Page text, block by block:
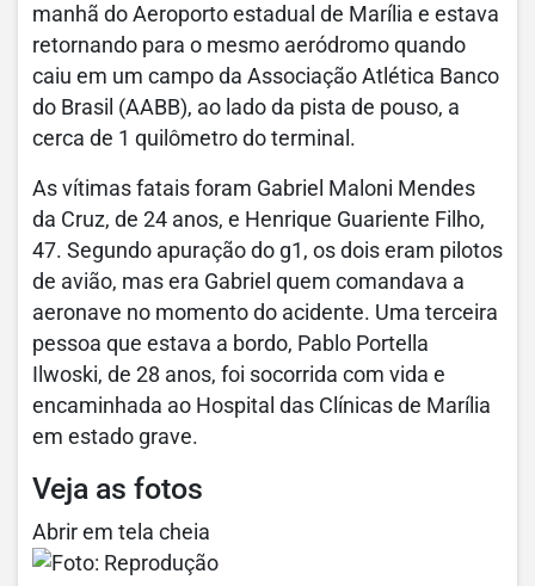
manhã do Aeroporto estadual de Marília e estava
retornando para o mesmo aeródromo quando
caiu em um campo da Associação Atlética Banco
do Brasil (AABB), ao lado da pista de pouso, a
cerca de 1 quilômetro do terminal.
As vítimas fatais foram Gabriel Maloni Mendes
da Cruz, de 24 anos, e Henrique Guariente Filho,
47. Segundo apuração do g1, os dois eram pilotos
de avião, mas era Gabriel quem comandava a
aeronave no momento do acidente. Uma terceira
pessoa que estava a bordo, Pablo Portella
Ilwoski, de 28 anos, foi socorrida com vida e
encaminhada ao Hospital das Clínicas de Marília
em estado grave.
Veja as fotos
Abrir em tela cheia